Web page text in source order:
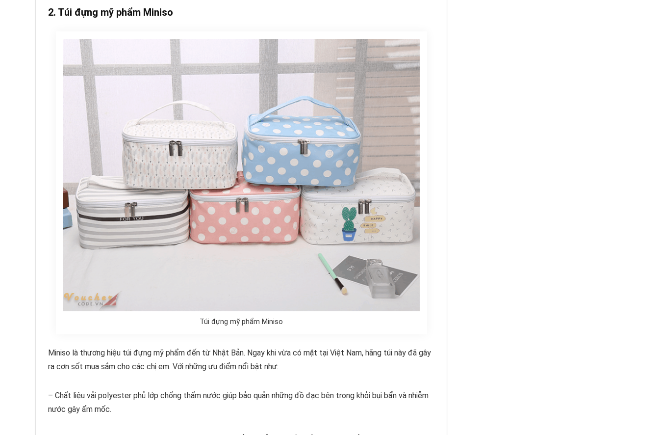
2. Túi đựng mỹ phẩm Miniso
Túi đựng mỹ phẩm Miniso
Miniso là thương hiệu túi đựng mỹ phẩm đến từ Nhật Bản. Ngay khi vừa có mặt tại Việt Nam, hãng túi này đã gây
ra cơn sốt mua sắm cho các chị em. Với những ưu điểm nổi bật như:
– Chất liệu vải polyester phủ lớp chống thấm nước giúp bảo quản những đồ đạc bên trong khỏi bụi bẩn và nhiễm
nước gây ẩm mốc.